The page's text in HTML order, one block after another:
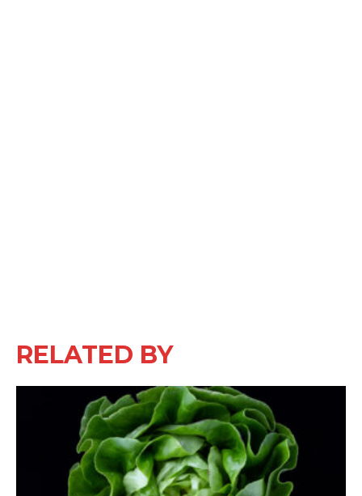
RELATED BY